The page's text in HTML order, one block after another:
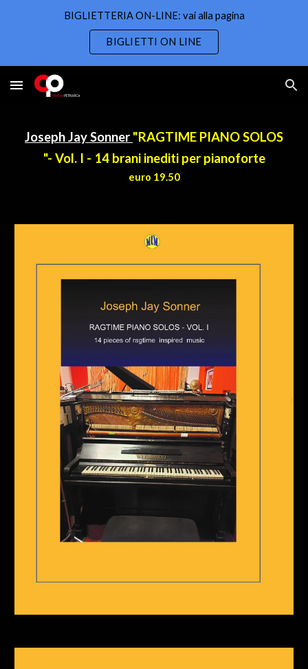
Skip to navigation
BIGLIETTERIA ON-LINE: vai alla pagina
BIGLIETTI ON LINE
Joseph Jay Sonner "RAGTIME PIANO SOLOS
"- Vol. I - 14 brani inediti per pianoforte
euro 19.50